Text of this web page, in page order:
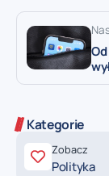
Kategorie
Zobacz
Polityka